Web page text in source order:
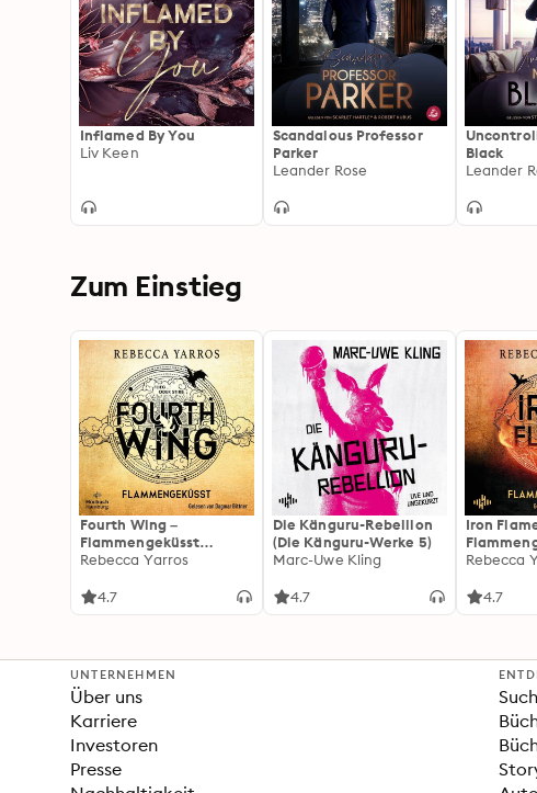
Inflamed By You
Liv Keen
Scandalous Professor
Parker
Leander Rose
Black
Leander
Zum Einstieg
Fourth Wing –
Flammengeküsst
(Flammengeküsst-Reihe
Rebecca Yarros
4.7
Die Känguru-Rebellion
(Die Känguru-Werke 5)
Marc-Uwe Kling
4.7
Iron
Rebecca
4.7
UNTERNEHMEN
Über uns
Karriere
Investoren
Presse